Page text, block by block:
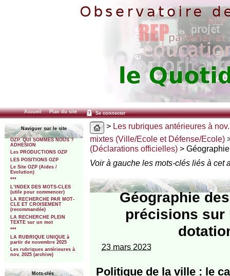
Accueil Plan du site Se connecter
Naviguer sur le site
OZP. QUI SOMMES NOUS ?
ADHESION
Les PRODUCTIONS OZP
LES POSITIONS OZP
Le Site OZP (Aides /
Evolution)
***
L’INDEX DES MOTS-CLES
(utile pour commencer)
LA RECHERCHE PAR MOT-
CLE ET CROISEMENT
(recommandée)
LA RECHERCHE PLEIN
TEXTE sur un mot
***
LA RUBRIQUE UNIQUE à
partir de novembre 2025
Les rubriques antérieures à
nov. 2025 (archive)
Mots-clés
> Les rubriques antérieures à
mixtes (Ville/Ecole et Défense/Ecole)
(Déclarations officielles)>
Voir à gauche les mots-clés liés à cet
Géographie
précisions sur
23 mars 2023
Politique de la ville : le